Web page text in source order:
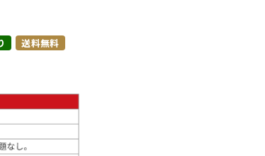
プ
/ライブ
送料無料